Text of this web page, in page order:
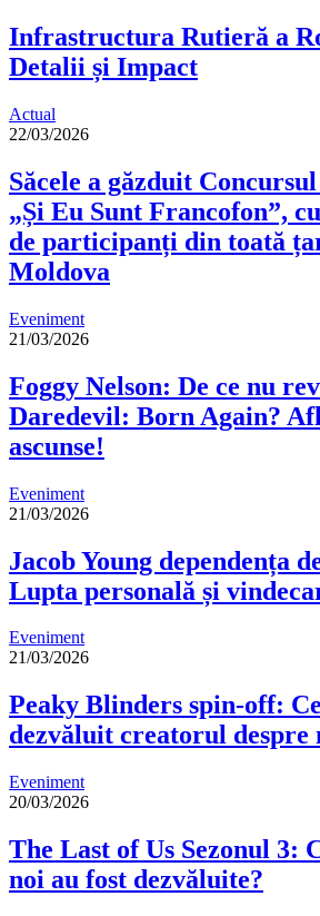
Infrastructura Rutieră a
Detalii și Impact
Actual
22/03/2026
Săcele a găzduit
„Și Eu Sunt Francofon”,
de participanți din toată
Moldova
Eveniment
21/03/2026
Foggy Nelson: De ce nu
Daredevil: Born Again?
ascunse!
Eveniment
21/03/2026
Jacob Young dependența
Lupta personală și
Eveniment
21/03/2026
Peaky Blinders spin-off:
dezvăluit creatorul despre
Eveniment
20/03/2026
The Last of Us Sezonul 3:
noi au fost dezvăluite?